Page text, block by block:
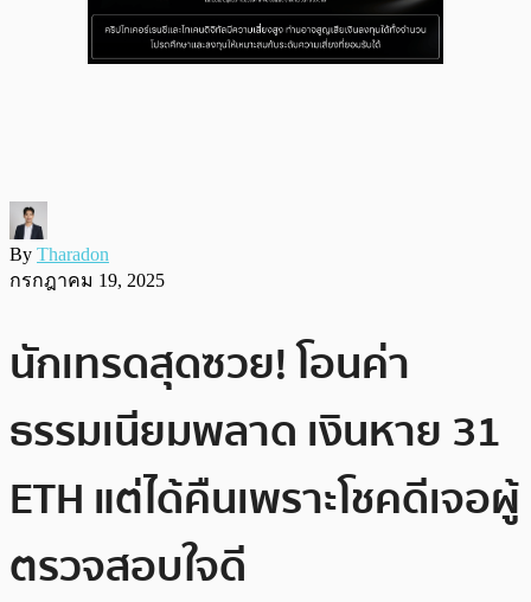
By Tharadon
กรกฎาคม 19, 2025
นักเทรดสุดซวย! โอนค่า
ธรรมเนียมพลาด เงินหาย 31
ETH แต่ได้คืนเพราะโชคดีเจอผู้
ตรวจสอบใจดี